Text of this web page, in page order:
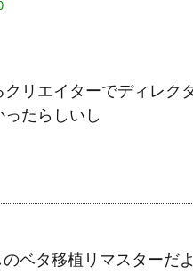
リエイターでディレク
たらしいし
ベタ移植リマスターだよ